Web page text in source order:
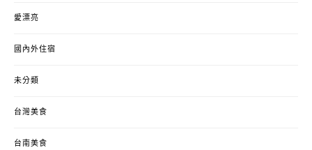
愛漂亮
國內外住宿
未分類
台灣美食
台南美食